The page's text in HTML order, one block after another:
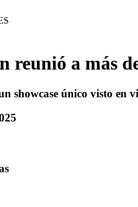
reunió a más
showcase único visto en